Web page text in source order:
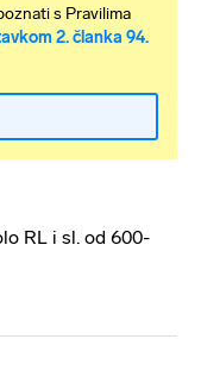
s Pravilima
2. članka 94.
RL i sl. od 600-